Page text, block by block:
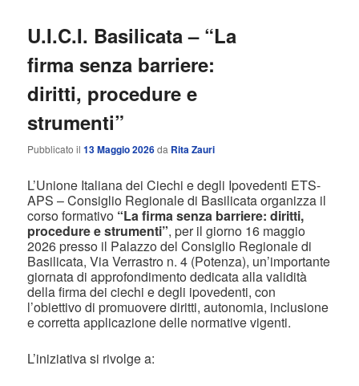
U.I.C.I. Basilicata – “La
firma senza barriere:
diritti, procedure e
strumenti”
Pubblicato il13 Maggio 2026da Rita Zauri
L’Unione Italiana dei Ciechi e degli Ipovedenti ETS-
APS – Consiglio Regionale di Basilicata organizza il
corso formativo “La firma senza barriere: diritti,
procedure e strumenti”, per il giorno 16 maggio
2026 presso il Palazzo del Consiglio Regionale di
Basilicata, Via Verrastro n. 4 (Potenza), un’importante
giornata di approfondimento dedicata alla validità
della firma dei ciechi e degli ipovedenti, con
l’obiettivo di promuovere diritti, autonomia, inclusione
e corretta applicazione delle normative vigenti.
L’iniziativa si rivolge a: